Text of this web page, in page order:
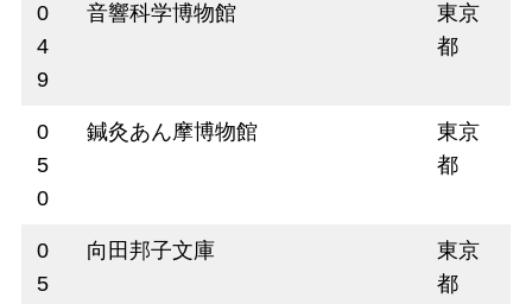
0
4
9
音響科学博物館
東京
都
0
5
0
鍼灸あん摩博物館
東京
都
0
5
向田邦子文庫
東京
都